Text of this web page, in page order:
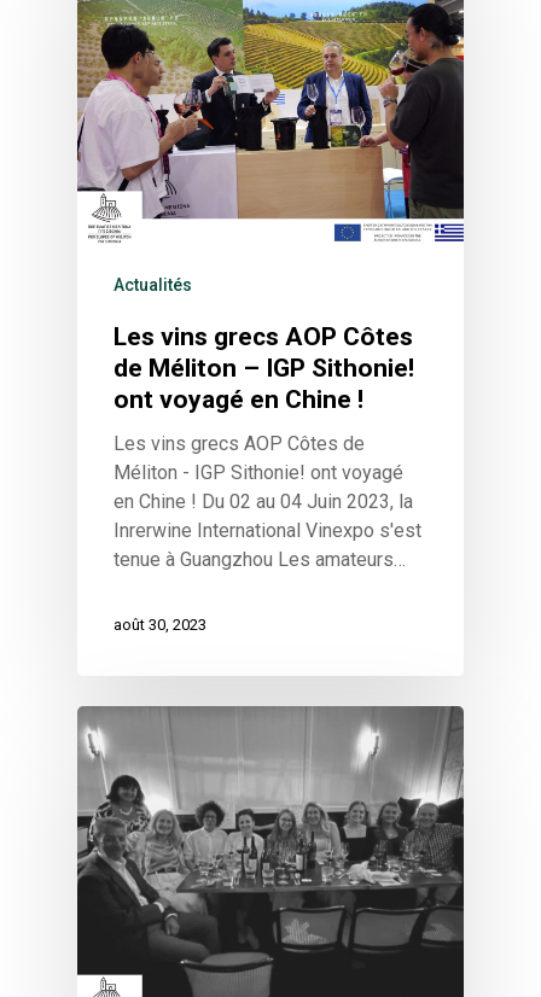
Actualités
Les vins grecs AOP Côtes
de Méliton – IGP Sithonie!
ont voyagé en Chine !
Les vins grecs AOP Côtes de
Méliton - IGP Sithonie! ont voyagé
en Chine ! Du 02 au 04 Juin 2023, la
Inrerwine International Vinexpo s'est
tenue à Guangzhou Les amateurs…
août 30, 2023